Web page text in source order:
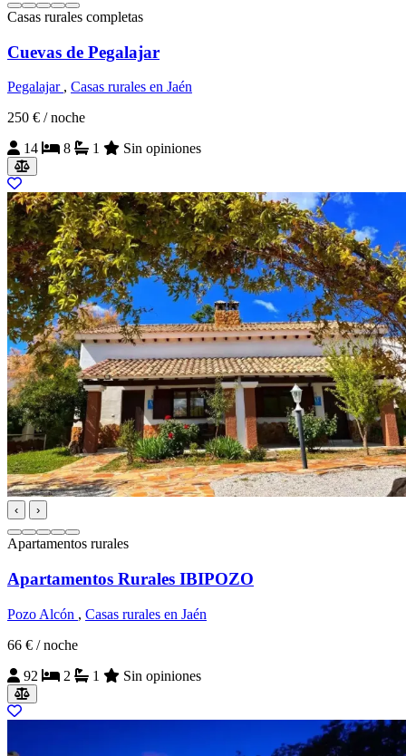
Casas rurales completas
Cuevas de Pegalajar
Pegalajar , Casas rurales en Jaén
250 € / noche
14
8 1 Sin opiniones
‹ ›
Apartamentos rurales
Apartamentos Rurales IBIPOZO
Pozo Alcón , Casas rurales en Jaén
66 € / noche
92
2 1 Sin opiniones